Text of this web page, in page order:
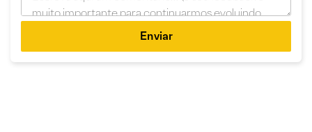
Enviar